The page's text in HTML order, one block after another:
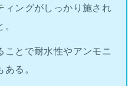
ィングがしっかり施され
ことで耐水性やアンモニ
る。